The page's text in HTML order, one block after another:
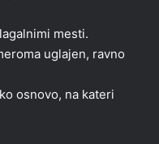
mesti.
uglajen, ravno
osnovo, na kateri